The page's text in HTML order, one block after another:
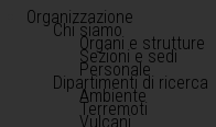
Organizzazione
Chi siamo
Organi e strutture
Sezioni e sedi
Personale
Dipartimenti di ricerca
Ambiente
Terremoti
Vulcani